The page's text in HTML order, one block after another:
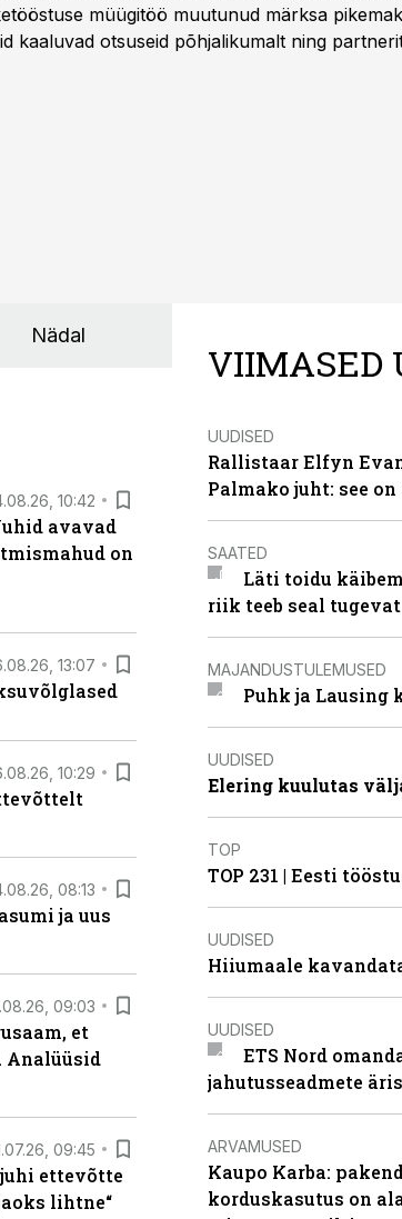
müügitöö muutunud märksa
kaaluvad otsuseid põhjalikumalt ning
Nädal
10:42
avavad
on
13:07
10:29
08:13
ja uus
09:03
et
Analüüsid
09:45
ettevõtte
lihtne“
VIIMASED
UUDISED
Rallistaar Elfyn
Palmako juht: see
SAATED
Läti toidu
riik teeb seal
MAJANDUSTULEMUSED
Puhk ja
UUDISED
Elering kuulutas
TOP
TOP 231 | Eesti
UUDISED
Hiiumaale
UUDISED
ETS Nord
jahutusseadmete
ARVAMUSED
Kaupo Karba:
korduskasutus on